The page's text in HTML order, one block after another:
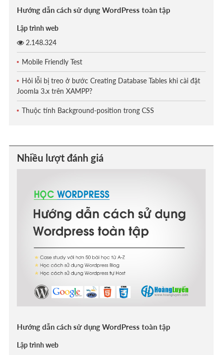
Hướng dẫn cách sử dụng WordPress toàn tập
Lập trình web
2.148.324
Mobile Friendly Test
Hỏi lỗi bị treo ở bước Creating Database Tables khi cài đặt
Joomla 3.x trên XAMPP?
Thuộc tính Background-position trong CSS
Nhiều lượt đánh giá
Hướng dẫn cách sử dụng WordPress toàn tập
Lập trình web